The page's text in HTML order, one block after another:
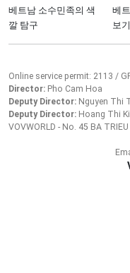
베트남 소수민족의 색
깔 탐구
베
보기
Online service permit: 2113 /
Director: Pho Cam Hoa
Deputy Director: Nguyen Thi
Deputy Director: Hoang Thi
VOVWORLD - No. 45 BA